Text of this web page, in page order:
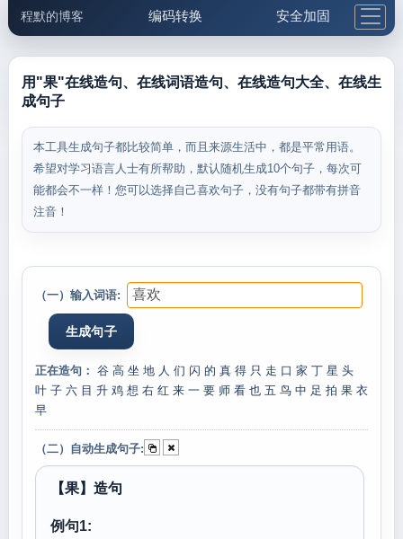
程默的博客 编码转换 安全加固
邮件工具 生活便民 更多工具
用"果"在线造句、在线词语造句、在线造句大全、在线生
成句子
本工具生成句子都比较简单，而且来源生活中，都是平常用语。
希望对学习语言人士有所帮助，默认随机生成10个句子，每次可
能都会不一样！您可以选择自己喜欢句子，没有句子都带有拼音
注音！
（一）输入词语:
正在造句： 谷 高 坐 地 人 们 闪 的 真 得 只 走 口 家 丁 星 头
叶 子 六 目 升 鸡 想 右 红 来 一 要 师 看 也 五 鸟 中 足 拍 果 衣
早
（二）自动生成句子:
【果】造句
例句1: